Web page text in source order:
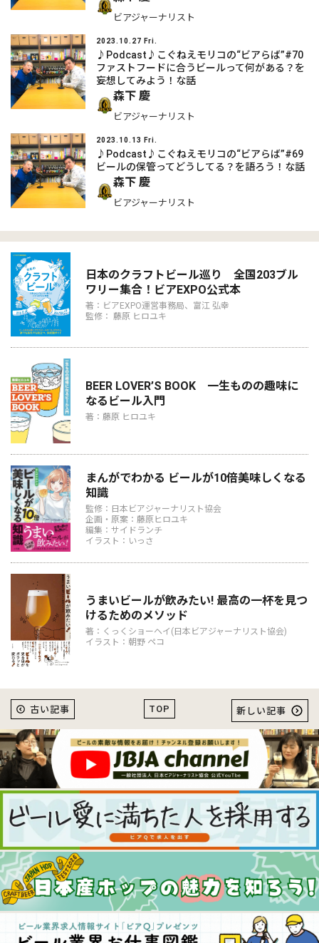
ビアジャーナリスト
2023.10.27 Fri.
♪Podcast♪こぐねえモリコの“ビアらば”#70
ファストフードに合うビールって何がある？を
妄想してみよう！な話
森下 慶
ビアジャーナリスト
2023.10.13 Fri.
♪Podcast♪こぐねえモリコの“ビアらば”#69
ビールの保管ってどうしてる？を語ろう！な話
森下 慶
ビアジャーナリスト
日本のクラフトビール巡り 全国203ブル
ワリー集合！ビアEXPO公式本
著：ビアEXPO運営事務局、富江 弘幸
監修： 藤原 ヒロユキ
BEER LOVER’S BOOK 一生ものの趣味に
なるビール入門
著：藤原 ヒロユキ
まんがでわかる ビールが10倍美味しくなる
知識
監修：日本ビアジャーナリスト協会
企画・原案：藤原ヒロユキ
編集：サイドランチ
イラスト：いっさ
うまいビールが飲みたい! 最高の一杯を見つ
けるためのメソッド
著：くっくショーヘイ(日本ビアジャーナリスト協会)
イラスト：朝野 ペコ
TOP
古い記事 新しい記事